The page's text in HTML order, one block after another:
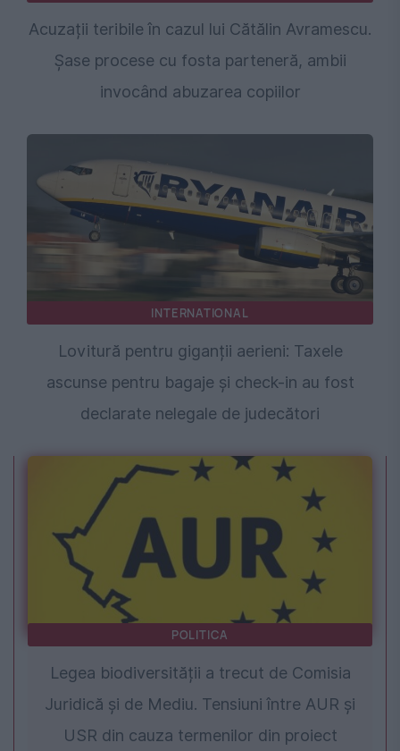
Acuzații teribile în cazul lui Cătălin Avramescu.
Șase procese cu fosta parteneră, ambii
invocând abuzarea copiilor
INTERNATIONAL
Lovitură pentru giganții aerieni: Taxele
ascunse pentru bagaje și check-in au fost
declarate nelegale de judecători
POLITICA
Legea biodiversității a trecut de Comisia
Juridică și de Mediu. Tensiuni între AUR și
USR din cauza termenilor din proiect